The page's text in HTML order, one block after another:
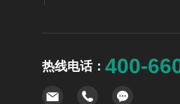
热线电话： 400-